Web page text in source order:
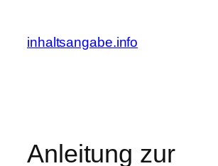
springen
inhaltsangabe.info
Anleitung zur